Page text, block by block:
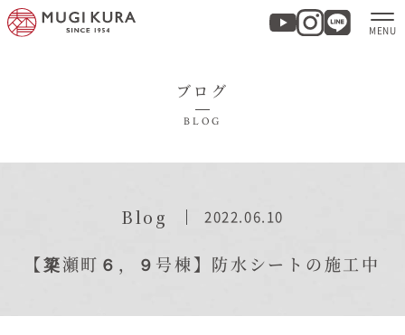
商品紹介
実例集・お客様の声
ブログ
BLOG
Blog 2022.06.10
【簗瀬町６，９号棟】防水シートの施工中